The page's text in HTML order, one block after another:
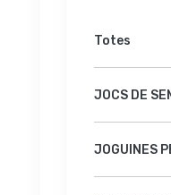
Totes
JOCS DE
JOGUINES